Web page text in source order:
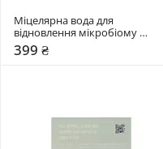
Міцелярна вода для
відновлення мікробіому
Hollyskin 400 мл
399 ₴